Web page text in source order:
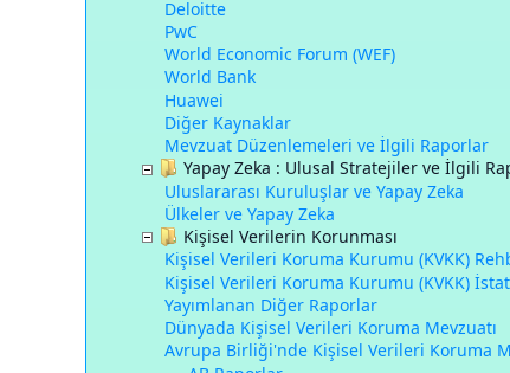
Deloitte
PwC
World Economic Forum (WEF)
World Bank
Huawei
Diğer Kaynaklar
Mevzuat Düzenlemeleri ve İlgili Raporlar
Yapay Zeka : Ulusal Stratejiler ve İlgili
Uluslararası Kuruluşlar ve Yapay Zeka
Ülkeler ve Yapay Zeka
Kişisel Verilerin Korunması
Kişisel Verileri Koruma Kurumu (KVKK)
Kişisel Verileri Koruma Kurumu (KVKK)
Yayımlanan Diğer Raporlar
Dünyada Kişisel Verileri Koruma Mevzuatı
Avrupa Birliği'nde Kişisel Verileri Koruma